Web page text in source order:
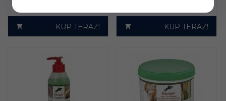
KUP TERAZ! KUP TERAZ!